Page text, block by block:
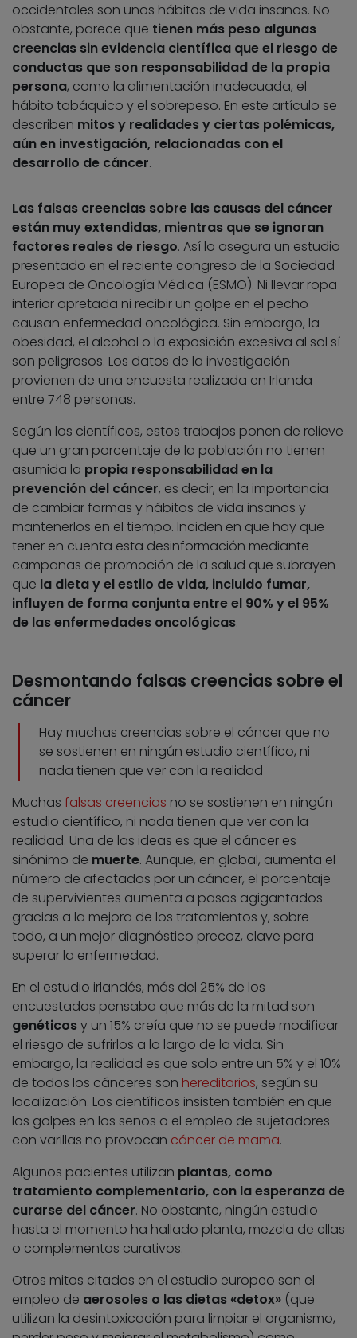
occidentales son unos hábitos de vida insanos. No
obstante, parece que tienen más peso algunas
creencias sin evidencia científica que el riesgo de
conductas que son responsabilidad de la propia
persona, como la alimentación inadecuada, el
hábito tabáquico y el sobrepeso. En este artículo se
describen mitos y realidades y ciertas polémicas,
aún en investigación, relacionadas con el
desarrollo de cáncer.
Las falsas creencias sobre las causas del cáncer
están muy extendidas, mientras que se ignoran
factores reales de riesgo. Así lo asegura un estudio
presentado en el reciente congreso de la Sociedad
Europea de Oncología Médica (ESMO). Ni llevar ropa
interior apretada ni recibir un golpe en el pecho
causan enfermedad oncológica. Sin embargo, la
obesidad, el alcohol o la exposición excesiva al sol sí
son peligrosos. Los datos de la investigación
provienen de una encuesta realizada en Irlanda
entre 748 personas.
Según los científicos, estos trabajos ponen de relieve
que un gran porcentaje de la población no tienen
asumida la propia responsabilidad en la
prevención del cáncer, es decir, en la importancia
de cambiar formas y hábitos de vida insanos y
mantenerlos en el tiempo. Inciden en que hay que
tener en cuenta esta desinformación mediante
campañas de promoción de la salud que subrayen
que la dieta y el estilo de vida, incluido fumar,
influyen de forma conjunta entre el 90% y el 95%
de las enfermedades oncológicas.
Desmontando falsas creencias sobre el
cáncer
Hay muchas creencias sobre el cáncer que no
se sostienen en ningún estudio científico, ni
nada tienen que ver con la realidad
Muchas falsas creencias no se sostienen en ningún
estudio científico, ni nada tienen que ver con la
realidad. Una de las ideas es que el cáncer es
sinónimo de muerte. Aunque, en global, aumenta el
número de afectados por un cáncer, el porcentaje
de supervivientes aumenta a pasos agigantados
gracias a la mejora de los tratamientos y, sobre
todo, a un mejor diagnóstico precoz, clave para
superar la enfermedad.
En el estudio irlandés, más del 25% de los
encuestados pensaba que más de la mitad son
genéticosy un 15% creía que no se puede modificar
el riesgo de sufrirlos a lo largo de la vida. Sin
embargo, la realidad es que solo entre un 5% y el 10%
de todos los cánceres son hereditarios, según su
localización. Los científicos insisten también en que
los golpes en los senos o el empleo de sujetadores
con varillas no provocan cáncer de mama.
Algunos pacientes utilizan plantas, como
tratamiento complementario, con la esperanza de
curarse del cáncer. No obstante, ningún estudio
hasta el momento ha hallado planta, mezcla de ellas
o complementos curativos.
Otros mitos citados en el estudio europeo son el
empleo de aerosoles o las dietas «detox» (que
utilizan la desintoxicación para limpiar el organismo,